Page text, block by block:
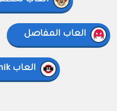
العاب المفاصل
العاب Robotnik